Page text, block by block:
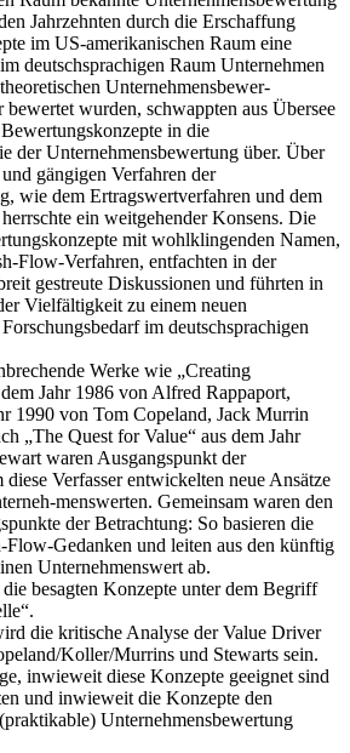
Jahrzehnten durch die Erschaffung
im US-amerikanischen Raum eine
deutschsprachigen Raum Unternehmen
Unternehmensbewer-
bewertet wurden, schwappten aus Übersee
in die
der Unternehmensbewertung über. Über
gängigen Verfahren der
wie dem Ertragswertverfahren und dem
ein weitgehender Konsens. Die
mit wohlklingenden Namen,
Flow-Verfahren, entfachten in der
gestreute Diskussionen und führten in
Vielfältigkeit zu einem neuen
im deutschsprachigen
Werke wie „Creating
Jahr 1986 von Alfred Rappaport,
1990 von Tom Copeland, Jack Murrin
„The Quest for Value“ aus dem Jahr
waren Ausgangspunkt der
Verfasser entwickelten neue Ansätze
menswerten. Gemeinsam waren den
der Betrachtung: So basieren die
Flow-Gedanken und leiten aus den künftig
Unternehmenswert ab.
besagten Konzepte unter dem Begriff
die kritische Analyse der Value Driver
Koller/Murrins und Stewarts sein.
inwieweit diese Konzepte geeignet sind
und inwieweit die Konzepte den
Unternehmensbewertung